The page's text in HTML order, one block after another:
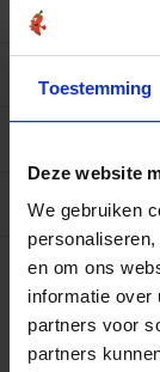
Toestemming
Deze website
We gebruiken
en om ons
informatie over
partners voor
partners
Allergenen/
Op
verzonden.
Zak 250
Art#
Op